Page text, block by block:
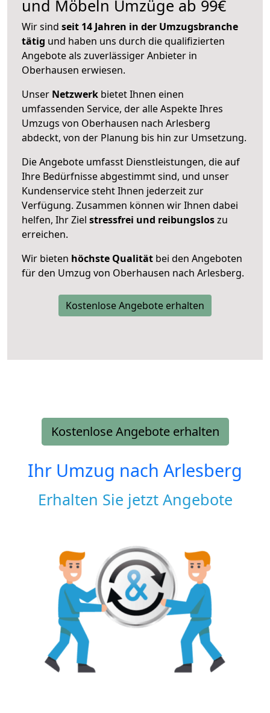
und Möbeln Umzüge ab 99€
Wir sind seit 14 Jahren in der Umzugsbranche
tätig und haben uns durch die qualifizierten
Angebote als zuverlässiger Anbieter in
Oberhausen erwiesen.
Unser Netzwerk bietet Ihnen einen
umfassenden Service, der alle Aspekte Ihres
Umzugs von Oberhausen nach Arlesberg
abdeckt, von der Planung bis hin zur Umsetzung.
Die Angebote umfasst Dienstleistungen, die auf
Ihre Bedürfnisse abgestimmt sind, und unser
Kundenservice steht Ihnen jederzeit zur
Verfügung. Zusammen können wir Ihnen dabei
helfen, Ihr Ziel stressfrei und reibungsloszu
erreichen.
Wir bieten höchste Qualität bei den Angeboten
für den Umzug von Oberhausen nach Arlesberg.
Kostenlose Angebote erhalten
Kostenlose Angebote erhalten
Ihr Umzug nach Arlesberg
Erhalten Sie jetzt Angebote